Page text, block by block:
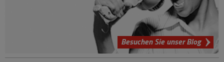
Besuchen Sie unser Blog